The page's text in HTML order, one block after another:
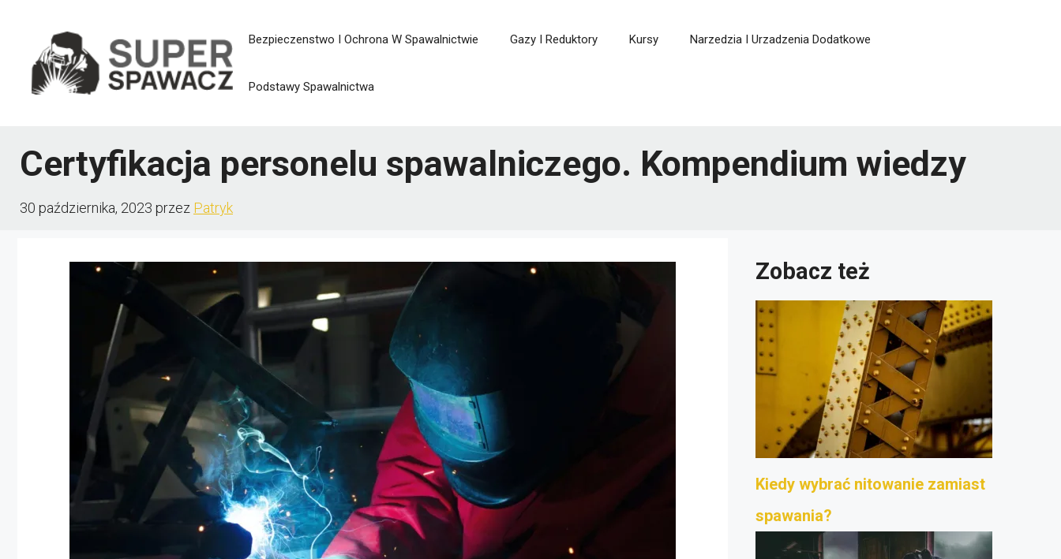
treści
Bezpieczenstwo I Ochrona W Spawalnictwie Gazy I Reduktory Kursy Narzedzia I Urzadzenia Dodatkowe
Podstawy Spawalnictwa
Certyfikacja personelu spawalniczego. Kompendium wiedzy
30 października, 2023 przez Patryk
Zobacz też
Kiedy wybrać nitowanie zamiast
spawania?